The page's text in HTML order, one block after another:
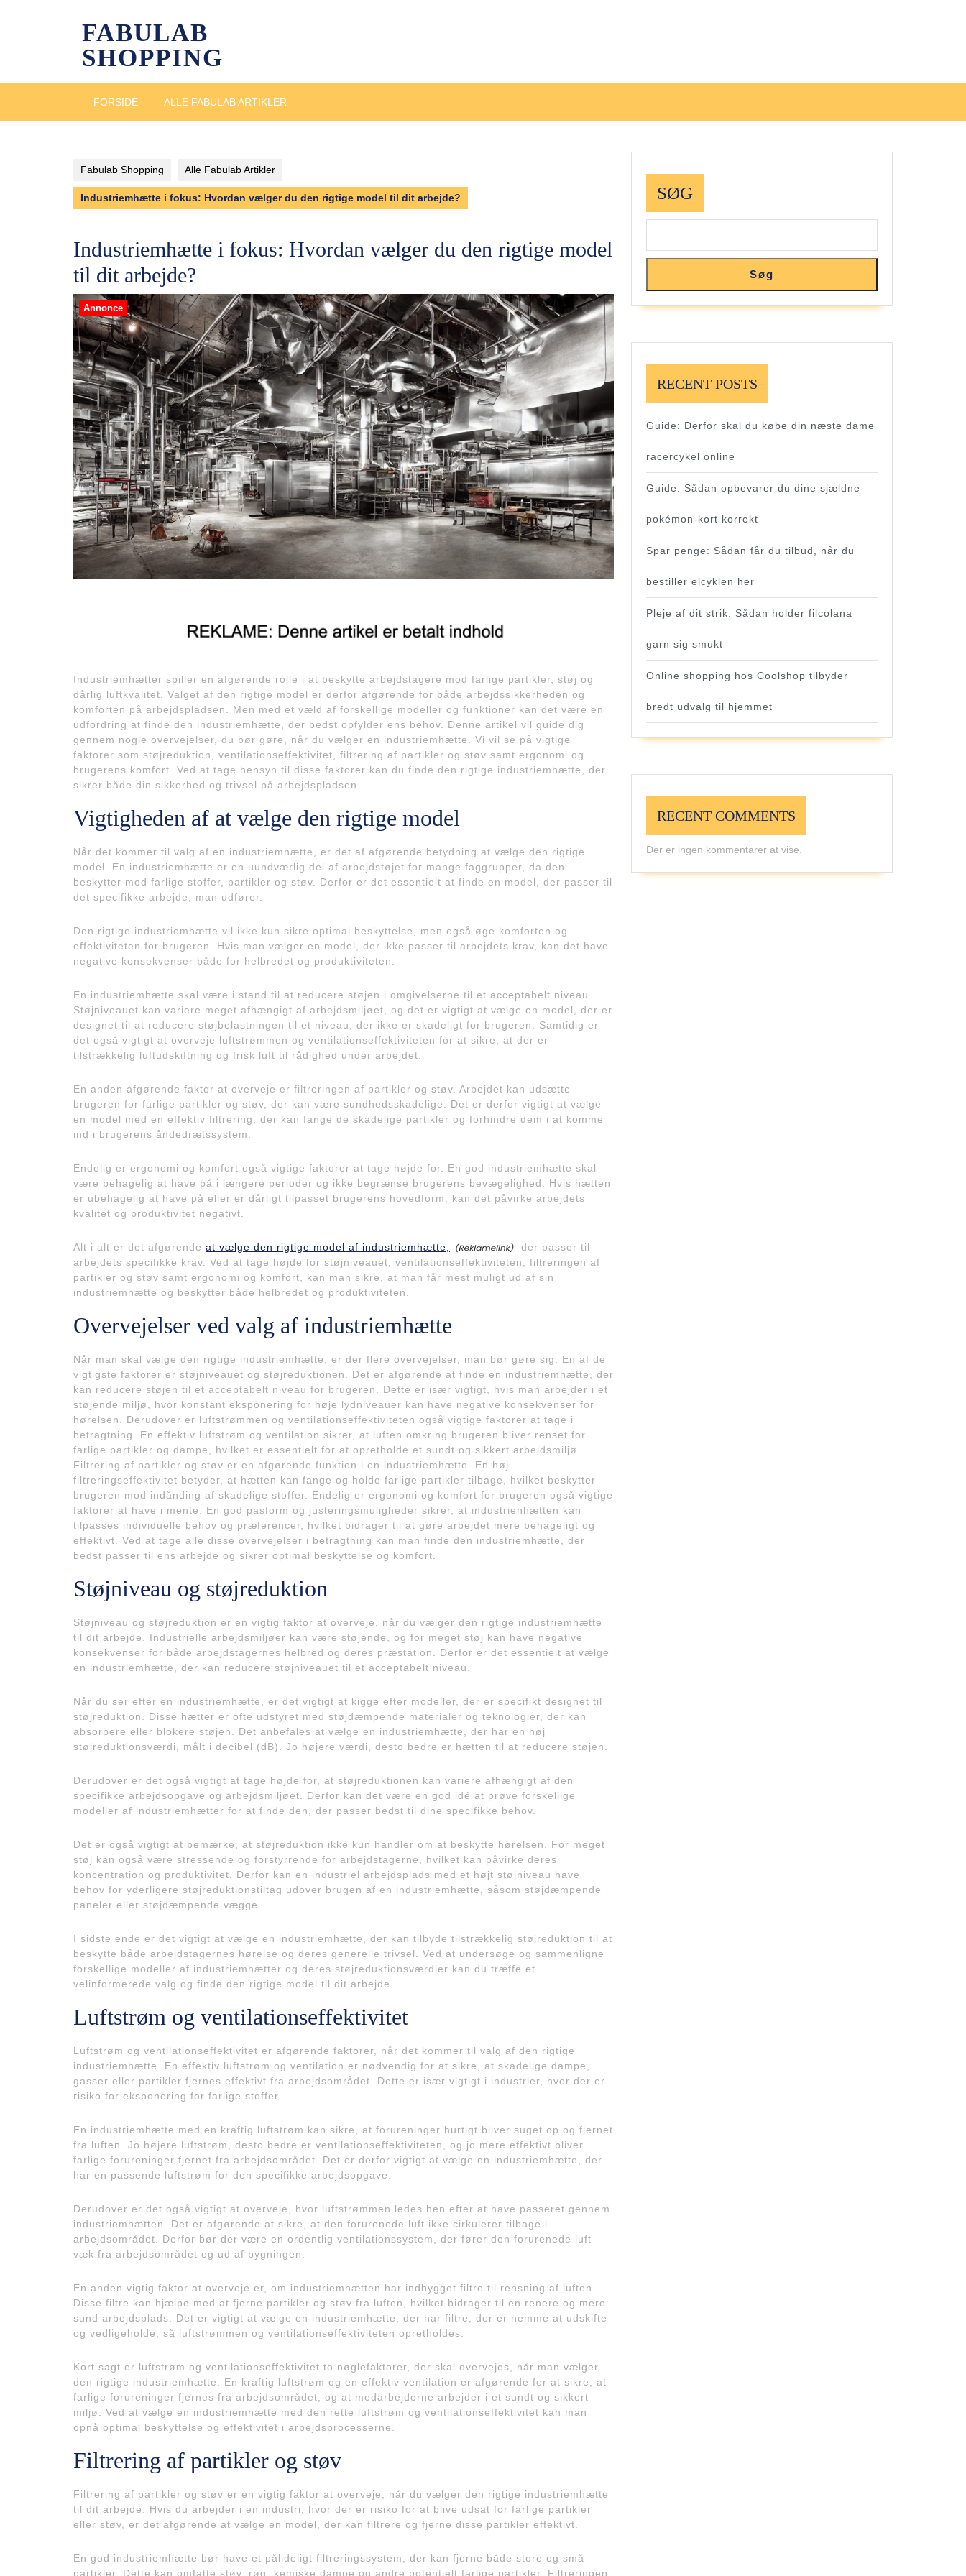
FABULAB
SHOPPING
FORSIDE ALLE FABULAB ARTIKLER
Fabulab Shopping Alle Fabulab Artikler
Industriemhætte i fokus: Hvordan vælger du den rigtige model til dit arbejde?
Industriemhætte i fokus: Hvordan vælger du den rigtige model
til dit arbejde?
Annonce
Industriemhætter spiller en afgørende rolle i at beskytte arbejdstagere mod farlige partikler, støj og
dårlig luftkvalitet. Valget af den rigtige model er derfor afgørende for både arbejdssikkerheden og
komforten på arbejdspladsen. Men med et væld af forskellige modeller og funktioner kan det være en
udfordring at finde den industriemhætte, der bedst opfylder ens behov. Denne artikel vil guide dig
gennem nogle overvejelser, du bør gøre, når du vælger en industriemhætte. Vi vil se på vigtige
faktorer som støjreduktion, ventilationseffektivitet, filtrering af partikler og støv samt ergonomi og
brugerens komfort. Ved at tage hensyn til disse faktorer kan du finde den rigtige industriemhætte, der
sikrer både din sikkerhed og trivsel på arbejdspladsen.
Vigtigheden af at vælge den rigtige model
Når det kommer til valg af en industriemhætte, er det af afgørende betydning at vælge den rigtige
model. En industriemhætte er en uundværlig del af arbejdstøjet for mange faggrupper, da den
beskytter mod farlige stoffer, partikler og støv. Derfor er det essentielt at finde en model, der passer til
det specifikke arbejde, man udfører.
Den rigtige industriemhætte vil ikke kun sikre optimal beskyttelse, men også øge komforten og
effektiviteten for brugeren. Hvis man vælger en model, der ikke passer til arbejdets krav, kan det have
negative konsekvenser både for helbredet og produktiviteten.
En industriemhætte skal være i stand til at reducere støjen i omgivelserne til et acceptabelt niveau.
Støjniveauet kan variere meget afhængigt af arbejdsmiljøet, og det er vigtigt at vælge en model, der er
designet til at reducere støjbelastningen til et niveau, der ikke er skadeligt for brugeren. Samtidig er
det også vigtigt at overveje luftstrømmen og ventilationseffektiviteten for at sikre, at der er
tilstrækkelig luftudskiftning og frisk luft til rådighed under arbejdet.
En anden afgørende faktor at overveje er filtreringen af partikler og støv. Arbejdet kan udsætte
brugeren for farlige partikler og støv, der kan være sundhedsskadelige. Det er derfor vigtigt at vælge
en model med en effektiv filtrering, der kan fange de skadelige partikler og forhindre dem i at komme
ind i brugerens åndedrætssystem.
Endelig er ergonomi og komfort også vigtige faktorer at tage højde for. En god industriemhætte skal
være behagelig at have på i længere perioder og ikke begrænse brugerens bevægelighed. Hvis hætten
er ubehagelig at have på eller er dårligt tilpasset brugerens hovedform, kan det påvirke arbejdets
kvalitet og produktivitet negativt.
Alt i alt er det afgørende at vælge den rigtige model af industriemhætte,
der passer til
arbejdets specifikke krav. Ved at tage højde for støjniveauet, ventilationseffektiviteten, filtreringen af
partikler og støv samt ergonomi og komfort, kan man sikre, at man får mest muligt ud af sin
industriemhætte og beskytter både helbredet og produktiviteten.
Overvejelser ved valg af industriemhætte
Når man skal vælge den rigtige industriemhætte, er der flere overvejelser, man bør gøre sig. En af de
vigtigste faktorer er støjniveauet og støjreduktionen. Det er afgørende at finde en industriemhætte, der
kan reducere støjen til et acceptabelt niveau for brugeren. Dette er især vigtigt, hvis man arbejder i et
støjende miljø, hvor konstant eksponering for høje lydniveauer kan have negative konsekvenser for
hørelsen. Derudover er luftstrømmen og ventilationseffektiviteten også vigtige faktorer at tage i
betragtning. En effektiv luftstrøm og ventilation sikrer, at luften omkring brugeren bliver renset for
farlige partikler og dampe, hvilket er essentielt for at opretholde et sundt og sikkert arbejdsmiljø.
Filtrering af partikler og støv er en afgørende funktion i en industriemhætte. En høj
filtreringseffektivitet betyder, at hætten kan fange og holde farlige partikler tilbage, hvilket beskytter
brugeren mod indånding af skadelige stoffer. Endelig er ergonomi og komfort for brugeren også vigtige
faktorer at have i mente. En god pasform og justeringsmuligheder sikrer, at industrienhætten kan
tilpasses individuelle behov og præferencer, hvilket bidrager til at gøre arbejdet mere behageligt og
effektivt. Ved at tage alle disse overvejelser i betragtning kan man finde den industriemhætte, der
bedst passer til ens arbejde og sikrer optimal beskyttelse og komfort.
Støjniveau og støjreduktion
Støjniveau og støjreduktion er en vigtig faktor at overveje, når du vælger den rigtige industriemhætte
til dit arbejde. Industrielle arbejdsmiljøer kan være støjende, og for meget støj kan have negative
konsekvenser for både arbejdstagernes helbred og deres præstation. Derfor er det essentielt at vælge
en industriemhætte, der kan reducere støjniveauet til et acceptabelt niveau.
Når du ser efter en industriemhætte, er det vigtigt at kigge efter modeller, der er specifikt designet til
støjreduktion. Disse hætter er ofte udstyret med støjdæmpende materialer og teknologier, der kan
absorbere eller blokere støjen. Det anbefales at vælge en industriemhætte, der har en høj
støjreduktionsværdi, målt i decibel (dB). Jo højere værdi, desto bedre er hætten til at reducere støjen.
Derudover er det også vigtigt at tage højde for, at støjreduktionen kan variere afhængigt af den
specifikke arbejdsopgave og arbejdsmiljøet. Derfor kan det være en god idé at prøve forskellige
modeller af industriemhætter for at finde den, der passer bedst til dine specifikke behov.
Det er også vigtigt at bemærke, at støjreduktion ikke kun handler om at beskytte hørelsen. For meget
støj kan også være stressende og forstyrrende for arbejdstagerne, hvilket kan påvirke deres
koncentration og produktivitet. Derfor kan en industriel arbejdsplads med et højt støjniveau have
behov for yderligere støjreduktionstiltag udover brugen af en industriemhætte, såsom støjdæmpende
paneler eller støjdæmpende vægge.
I sidste ende er det vigtigt at vælge en industriemhætte, der kan tilbyde tilstrækkelig støjreduktion til at
beskytte både arbejdstagernes hørelse og deres generelle trivsel. Ved at undersøge og sammenligne
forskellige modeller af industriemhætter og deres støjreduktionsværdier kan du træffe et
velinformerede valg og finde den rigtige model til dit arbejde.
Luftstrøm og ventilationseffektivitet
Luftstrøm og ventilationseffektivitet er afgørende faktorer, når det kommer til valg af den rigtige
industriemhætte. En effektiv luftstrøm og ventilation er nødvendig for at sikre, at skadelige dampe,
gasser eller partikler fjernes effektivt fra arbejdsområdet. Dette er især vigtigt i industrier, hvor der er
risiko for eksponering for farlige stoffer.
En industriemhætte med en kraftig luftstrøm kan sikre, at forureninger hurtigt bliver suget op og fjernet
fra luften. Jo højere luftstrøm, desto bedre er ventilationseffektiviteten, og jo mere effektivt bliver
farlige forureninger fjernet fra arbejdsområdet. Det er derfor vigtigt at vælge en industriemhætte, der
har en passende luftstrøm for den specifikke arbejdsopgave.
Derudover er det også vigtigt at overveje, hvor luftstrømmen ledes hen efter at have passeret gennem
industriemhætten. Det er afgørende at sikre, at den forurenede luft ikke cirkulerer tilbage i
arbejdsområdet. Derfor bør der være en ordentlig ventilationssystem, der fører den forurenede luft
væk fra arbejdsområdet og ud af bygningen.
En anden vigtig faktor at overveje er, om industriemhætten har indbygget filtre til rensning af luften.
Disse filtre kan hjælpe med at fjerne partikler og støv fra luften, hvilket bidrager til en renere og mere
sund arbejdsplads. Det er vigtigt at vælge en industriemhætte, der har filtre, der er nemme at udskifte
og vedligeholde, så luftstrømmen og ventilationseffektiviteten opretholdes.
Kort sagt er luftstrøm og ventilationseffektivitet to nøglefaktorer, der skal overvejes, når man vælger
den rigtige industriemhætte. En kraftig luftstrøm og en effektiv ventilation er afgørende for at sikre, at
farlige forureninger fjernes fra arbejdsområdet, og at medarbejderne arbejder i et sundt og sikkert
miljø. Ved at vælge en industriemhætte med den rette luftstrøm og ventilationseffektivitet kan man
opnå optimal beskyttelse og effektivitet i arbejdsprocesserne.
Filtrering af partikler og støv
Filtrering af partikler og støv er en vigtig faktor at overveje, når du vælger den rigtige industriemhætte
til dit arbejde. Hvis du arbejder i en industri, hvor der er risiko for at blive udsat for farlige partikler
eller støv, er det afgørende at vælge en model, der kan filtrere og fjerne disse partikler effektivt.
En god industriemhætte bør have et pålideligt filtreringssystem, der kan fjerne både store og små
partikler. Dette kan omfatte støv, røg, kemiske dampe og andre potentielt farlige partikler. Filtreringen
SØG
Søg
RECENT POSTS
Guide: Derfor skal du købe din næste dame
racercykel online
Guide: Sådan opbevarer du dine sjældne
pokémon-kort korrekt
Spar penge: Sådan får du tilbud, når du
bestiller elcyklen her
Pleje af dit strik: Sådan holder filcolana
garn sig smukt
Online shopping hos Coolshop tilbyder
bredt udvalg til hjemmet
RECENT COMMENTS
Der er ingen kommentarer at vise.